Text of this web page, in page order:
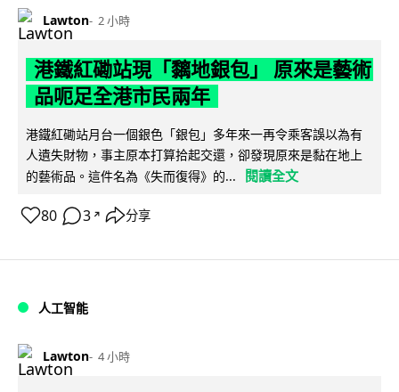
Lawton 2 小時
港鐵紅磡站現「黐地銀包」 原來是藝術
品呃足全港市民兩年
港鐵紅磡站月台一個銀色「銀包」多年來一再令乘客誤以為有
人遺失財物，事主原本打算拾起交還，卻發現原來是黏在地上
的藝術品。這件名為《失而復得》的...
閱讀全文
80 3 ↗ 分享
人工智能
Lawton 4 小時